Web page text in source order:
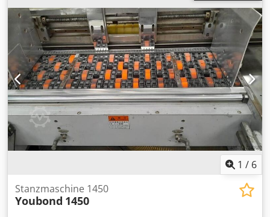
1 / 6
Stanzmaschine 1450
Youbond 1450